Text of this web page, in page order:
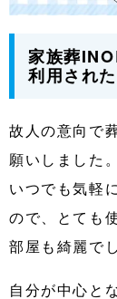
家族葬
利用され
故人の意向で
願いしました。
いつでも気軽
ので、とても
部屋も綺麗で
自分が中心と